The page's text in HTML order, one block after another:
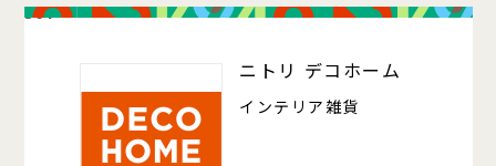
301
ニトリ デコホーム
インテリア雑貨